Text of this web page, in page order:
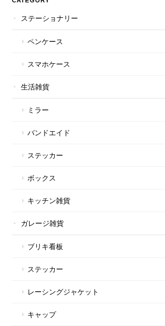
ステーショナリー
ペンケース
スマホケース
生活雑貨
ミラー
バンドエイド
ステッカー
ボックス
キッチン雑貨
ガレージ雑貨
ブリキ看板
ステッカー
レーシングジャケット
キャップ